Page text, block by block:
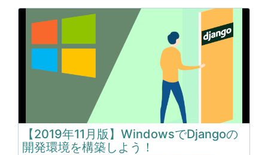
【2019年11月版】WindowsでDjangoの
開発環境を構築しよう！